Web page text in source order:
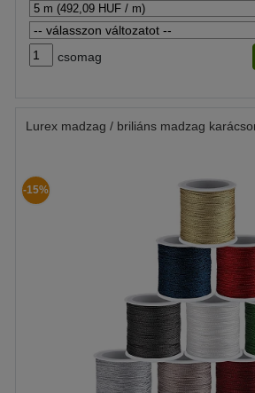
csomag
Lurex madzag / briliáns madzag
-15%